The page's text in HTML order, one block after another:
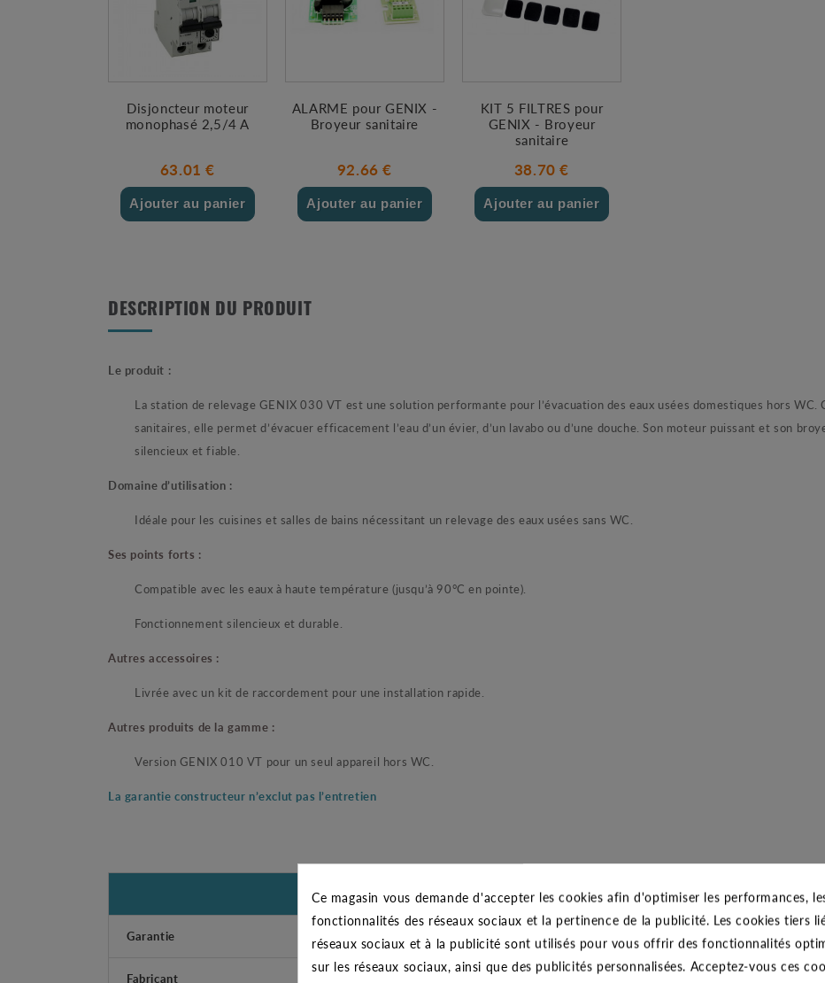
Disjoncteur moteur
monophasé 2,5/4 A
63.01 €
Ajouter au panier
ALARME pour GENIX -
Broyeur sanitaire
92.66 €
Ajouter au panier
KIT 5 FILTRES pour
GENIX - Broyeur
sanitaire
38.70 €
Ajouter au panier
DESCRIPTION DU PRODUIT
Le produit :
La station de relevage GENIX 030 VT est une solution performante pour l’évacuation des eaux usées domestiques hors WC.
sanitaires, elle permet d’évacuer efficacement l’eau d’un évier, d’un lavabo ou d’une douche. Son moteur puissant et son
silencieux et fiable.
Domaine d’utilisation :
Idéale pour les cuisines et salles de bains nécessitant un relevage des eaux usées sans WC.
Ses points forts :
Compatible avec les eaux à haute température (jusqu’à 90°C en pointe).
Fonctionnement silencieux et durable.
Autres accessoires :
Livrée avec un kit de raccordement pour une installation rapide.
Autres produits de la gamme :
Version GENIX 010 VT pour un seul appareil hors WC.
La garantie constructeur n’exclut pas l’entretien
CARACTÉRISTIQUES GÉNÉRALES
Garantie 2 ans
Fabricant
Ce magasin vous demande d'accepter les cookies afin d'optimiser les performances,
fonctionnalités des réseaux sociaux et la pertinence de la publicité. Les cookies tiers
réseaux sociaux et à la publicité sont utilisés pour vous offrir des fonctionnalités
sur les réseaux sociaux, ainsi que des publicités personnalisées. Acceptez-vous ces